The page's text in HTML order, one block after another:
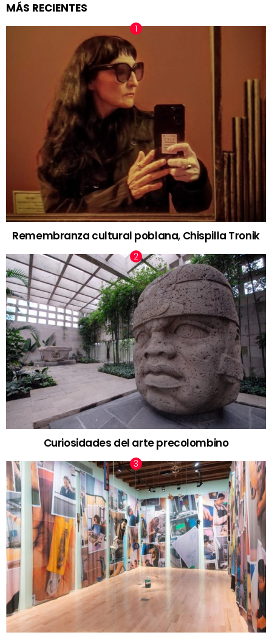
MÁS RECIENTES
Remembranza cultural poblana, Chispilla Tronik
Curiosidades del arte precolombino